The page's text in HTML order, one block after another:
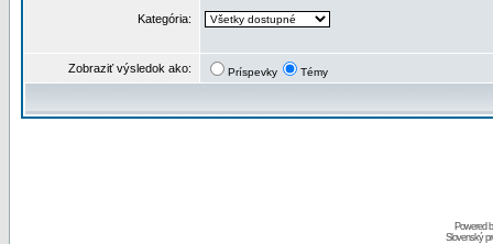
Kategória:
Zobraziť výsledok ako: Príspevky Témy
Powered
Slovenský